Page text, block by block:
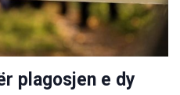
plagosjen e dy